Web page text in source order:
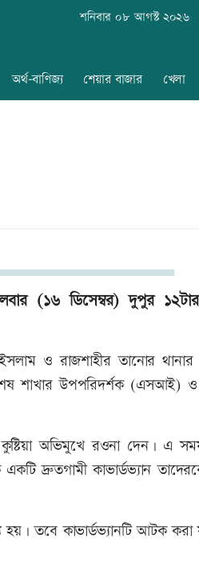
শনিবার ০৮ আগস্ট ২০২৬
অর্থ-বাণিজ্য শেয়ার বাজার খেলা
(১৬ ডিসেম্বর) দুপুর
ও রাজশাহীর তানোর থানার
শাখার উপপরিদর্শক (এসআই)
অভিমুখে রওনা দেন। এ
দ্রুতগামী কাভার্ডভ্যান
হয়। তবে কাভার্ডভ্যানটি আটক করা